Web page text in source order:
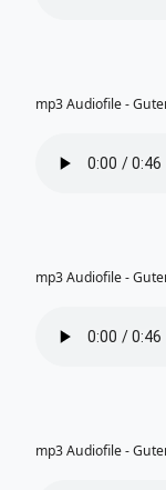
mp3 Audiofile -
mp3 Audiofile -
mp3 Audiofile -